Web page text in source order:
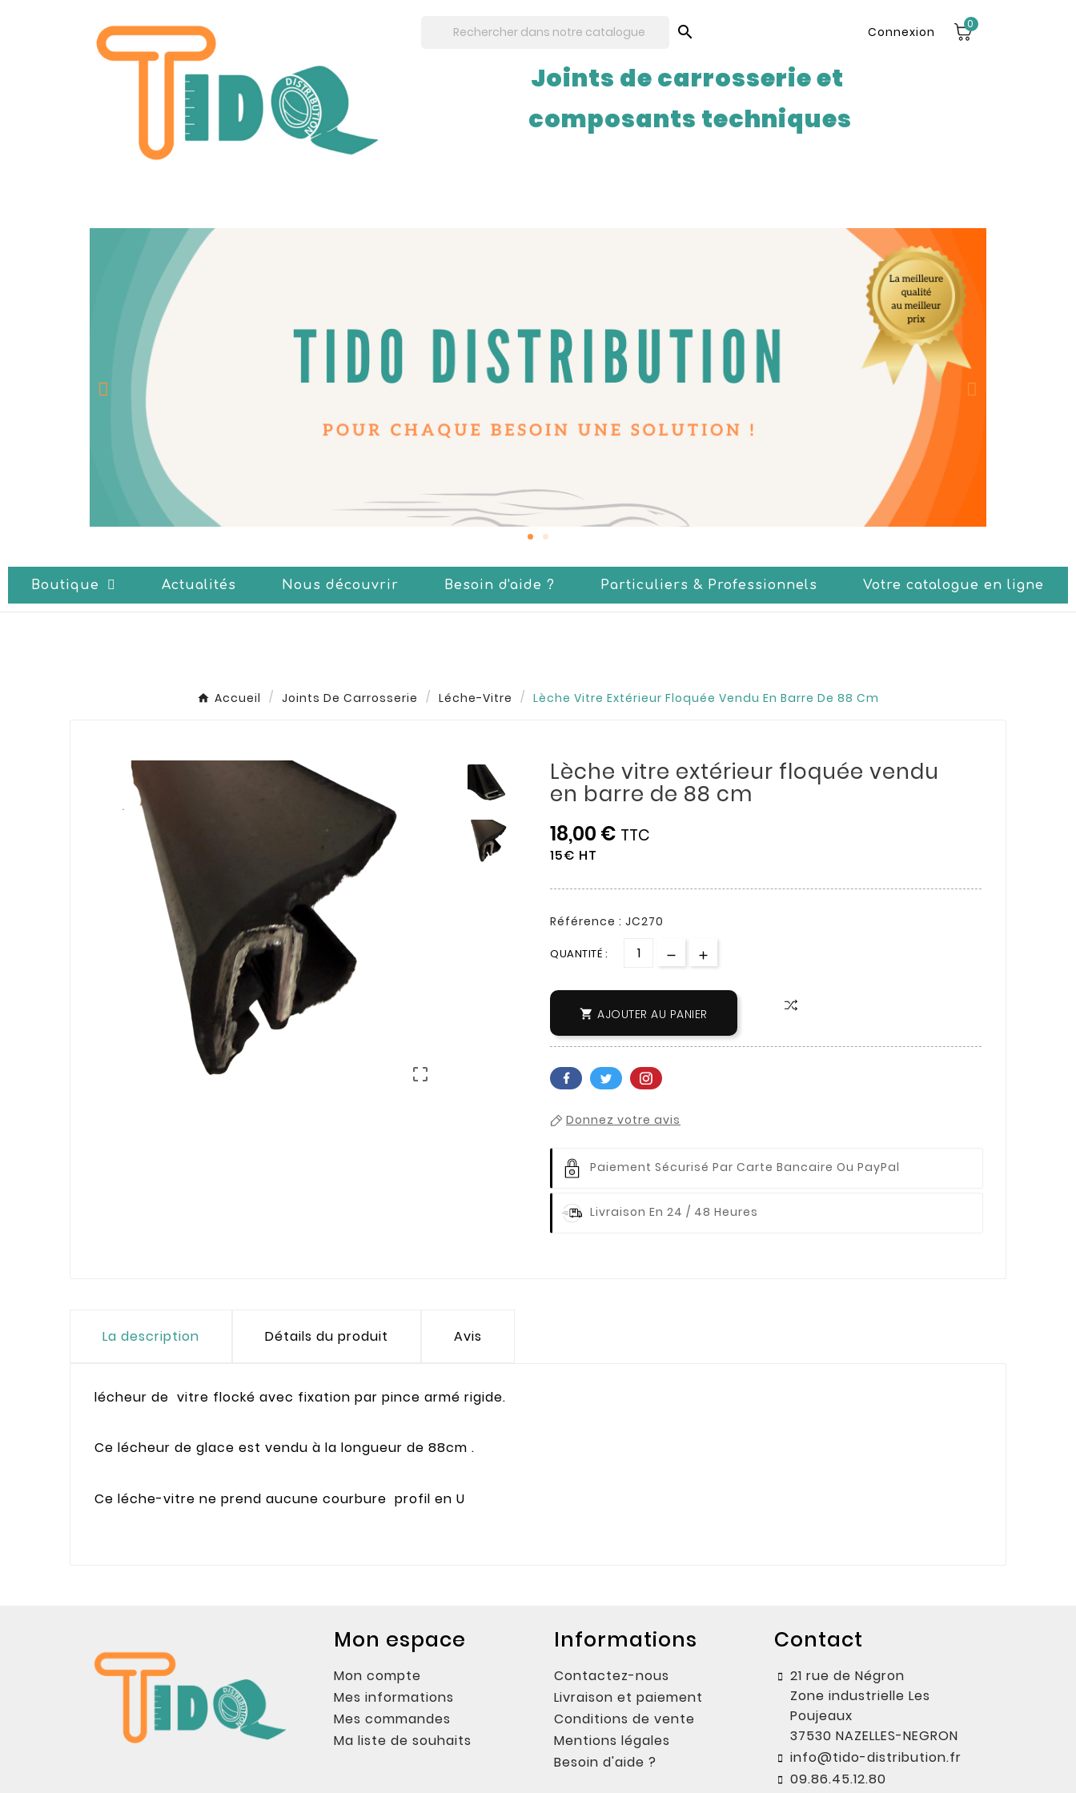
 Connexion
0
Joints de carrosserie et
composants techniques
Boutique Actualités Nous découvrir Besoin d'aide ? Particuliers & Professionnels Votre catalogue en ligne
Accueil Joints De Carrosserie Léche-Vitre Lèche Vitre Extérieur Floquée Vendu En Barre De 88 Cm

Lèche vitre extérieur floquée vendu
en barre de 88 cm
18,00 € TTC
15€ HT
Référence : JC270
QUANTITÉ :
 AJOUTER AU PANIER
Donnez votre avis
Paiement Sécurisé Par Carte Bancaire Ou PayPal
Livraison En 24 / 48 Heures
La description Détails du produit Avis
lécheur de vitre flocké avec fixation par pince armé rigide.
Ce lécheur de glace est vendu à la longueur de 88cm .
Ce léche-vitre ne prend aucune courbure profil en U
Mon espace
Mon compte
Mes informations
Mes commandes
Ma liste de souhaits
Informations
Contactez-nous
Livraison et paiement
Conditions de vente
Mentions légales
Besoin d'aide ?
Contact
21 rue de Négron
Zone industrielle Les
Poujeaux
37530 NAZELLES-NEGRON
info@tido-distribution.fr
09.86.45.12.80